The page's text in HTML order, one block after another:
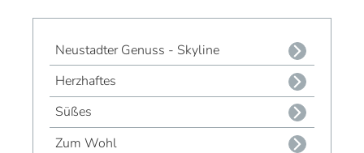
Neustadter Genuss - Skyline
Herzhaftes
Süßes
Zum Wohl